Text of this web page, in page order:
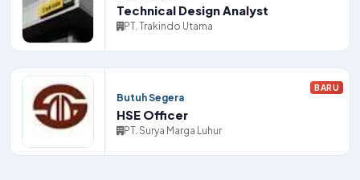
Technical Design Analyst
PT. Trakindo Utama
Butuh Segera
HSE Officer
PT. Surya Marga Luhur
BARU